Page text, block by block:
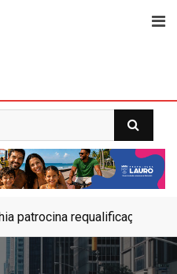
patrocina requalificação do